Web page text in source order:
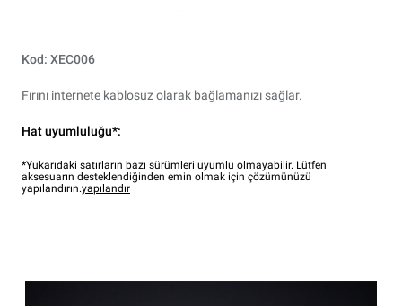
Kod: XEC006
Fırını internete kablosuz olarak bağlamanızı sağlar.
Hat uyumluluğu*:
*Yukarıdaki satırların bazı sürümleri uyumlu olmayabilir. Lütfen
aksesuarın desteklendiğinden emin olmak için çözümünüzü
yapılandırın.yapılandır